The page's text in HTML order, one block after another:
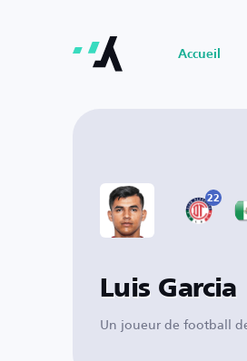
Accueil
22
Luis Garcia
Un joueur de football